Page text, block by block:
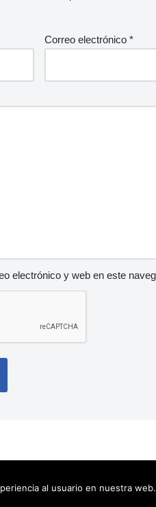
Correo electrónico *
electrónico y web en este
al usuario en nuestra